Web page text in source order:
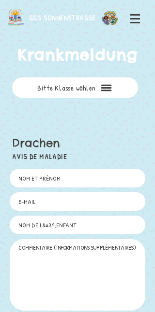
GGS SONNENSTRASSE
Krankmeldung
Bitte Klasse wählen
Drachen
AVIS DE MALADIE